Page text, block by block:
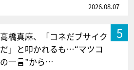
2026.08.07
5
高橋真麻、「コネだブサイク
だ」と叩かれるも…“マツコ
の一言”から…